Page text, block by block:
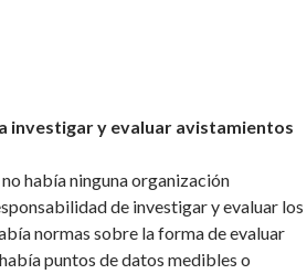
investigar y evaluar avistamientos
había ninguna organización
de investigar y evaluar los
normas sobre la forma de evaluar
puntos de datos medibles o